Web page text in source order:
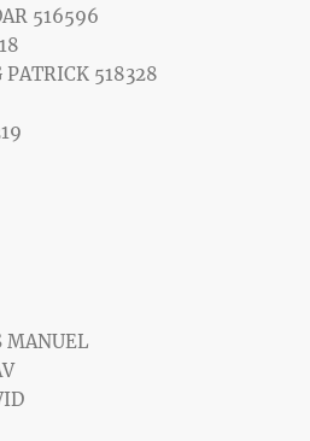
516596
518328
MANUEL